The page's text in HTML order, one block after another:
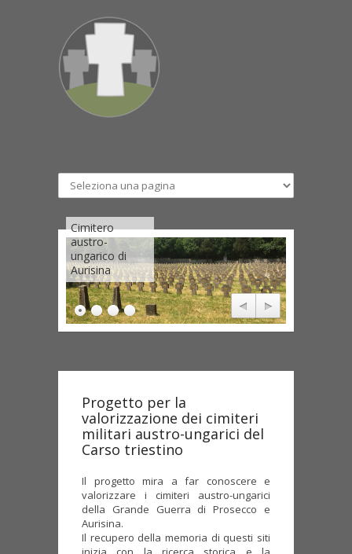
Cimitero
austro-
ungarico di
Aurisina
Progetto per la
valorizzazione dei cimiteri
militari austro-ungarici del
Carso triestino
Il progetto mira a far conoscere e
valorizzare i cimiteri austro-ungarici
della Grande Guerra di Prosecco e
Aurisina.
Il recupero della memoria di questi siti